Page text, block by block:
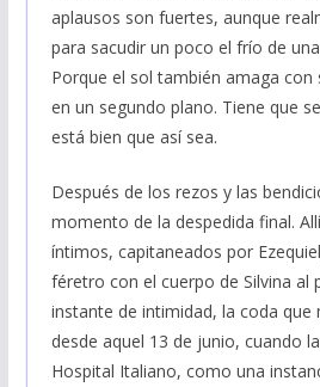
aplausos son fuertes, aunque
para sacudir un poco el frío de
Porque el sol también amaga con
en un segundo plano. Tiene que
está bien que así sea.
Después de los rezos y las
momento de la despedida final.
íntimos, capitaneados por
féretro con el cuerpo de Silvina al
instante de intimidad, la coda que
desde aquel 13 de junio, cuando
Hospital Italiano, como una